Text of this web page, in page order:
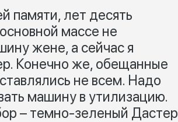
памяти, лет десять
массе не
жене, а сейчас я
Конечно же, обещанные
не всем. Надо
машину в утилизацию.
– темно-зеленый Дастер